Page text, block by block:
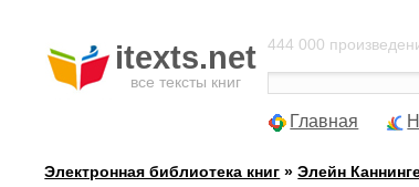
itexts.net
все тексты книг
444 000
Главная
Электронная библиотека книг »Элейн